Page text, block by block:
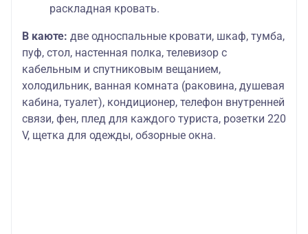
раскладная кровать.
В каюте: две односпальные кровати, шкаф, тумба,
пуф, стол, настенная полка, телевизор с
кабельным и спутниковым вещанием,
холодильник, ванная комната (раковина, душевая
кабина, туалет), кондиционер, телефон внутренней
связи, фен, плед для каждого туриста, розетки 220
V, щетка для одежды, обзорные окна.